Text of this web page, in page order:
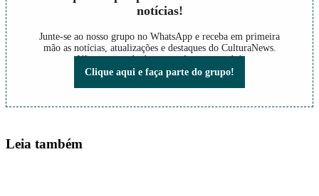
notícias!
Junte-se ao nosso grupo no WhatsApp e receba em primeira
mão as notícias, atualizações e destaques do CulturaNews.
Não perca nada do que está acontecendo!
Clique aqui e faça parte do grupo!
Leia também